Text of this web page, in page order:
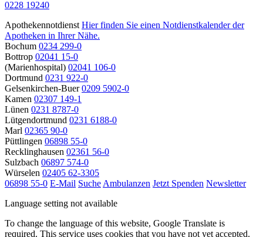
0228 19240
Apothekennotdienst Hier finden Sie einen Notdienstkalender der
Apotheken in Ihrer Nähe.
Bochum 0234 299-0
Bottrop 02041 15-0
(Marienhospital) 02041 106-0
Dortmund 0231 922-0
Gelsenkirchen-Buer 0209 5902-0
Kamen 02307 149-1
Lünen 0231 8787-0
Lütgendortmund 0231 6188-0
Marl 02365 90-0
Püttlingen 06898 55-0
Recklinghausen 02361 56-0
Sulzbach 06897 574-0
Würselen 02405 62-3305
06898 55-0 E-Mail Suche Ambulanzen Jetzt Spenden Newsletter
Language setting not available
To change the language of this website, Google Translate is
required. This service uses cookies that you have not yet accepted.